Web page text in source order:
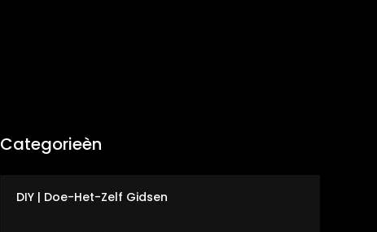
Categorieèn
DIY | Doe-Het-Zelf Gidsen